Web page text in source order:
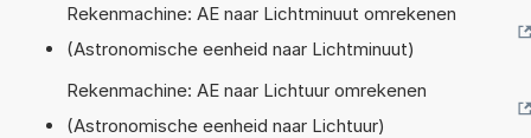
Rekenmachine: AE naar Lichtminuut omrekenen
(Astronomische eenheid naar Lichtminuut)
Rekenmachine: AE naar Lichtuur omrekenen
(Astronomische eenheid naar Lichtuur)